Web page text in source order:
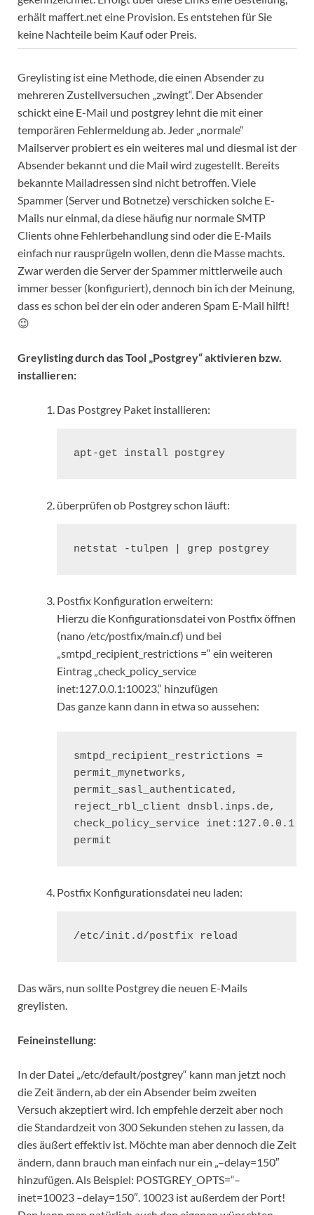
erhält maffert.net eine Provision. Es entstehen für Sie
keine Nachteile beim Kauf oder Preis.
Greylisting ist eine Methode, die einen Absender zu
mehreren Zustellversuchen „zwingt“. Der Absender
schickt eine E-Mail und postgrey lehnt die mit einer
temporären Fehlermeldung ab. Jeder „normale“
Mailserver probiert es ein weiteres mal und diesmal ist der
Absender bekannt und die Mail wird zugestellt. Bereits
bekannte Mailadressen sind nicht betroffen. Viele
Spammer (Server und Botnetze) verschicken solche E-
Mails nur einmal, da diese häufig nur normale SMTP
Clients ohne Fehlerbehandlung sind oder die E-Mails
einfach nur rausprügeln wollen, denn die Masse machts.
Zwar werden die Server der Spammer mittlerweile auch
immer besser (konfiguriert), dennoch bin ich der Meinung,
dass es schon bei der ein oder anderen Spam E-Mail hilft!
😉
Greylisting durch das Tool „Postgrey“ aktivieren bzw.
installieren:
Das Postgrey Paket installieren:
apt-get install postgrey
überprüfen ob Postgrey schon läuft:
netstat -tulpen | grep postgrey
Postfix Konfiguration erweitern:
Hierzu die Konfigurationsdatei von Postfix öffnen
(nano /etc/postfix/main.cf) und bei
„smtpd_recipient_restrictions =“ ein weiteren
Eintrag „check_policy_service
inet:127.0.0.1:10023,“ hinzufügen
Das ganze kann dann in etwa so aussehen:
smtpd_recipient_restrictions =
permit_mynetworks,
permit_sasl_authenticated,
reject_rbl_client dnsbl.inps.de,
check_policy_service
permit
Postfix Konfigurationsdatei neu laden:
/etc/init.d/postfix reload
Das wärs, nun sollte Postgrey die neuen E-Mails
greylisten.
Feineinstellung:
In der Datei „/etc/default/postgrey“ kann man jetzt noch
die Zeit ändern, ab der ein Absender beim zweiten
Versuch akzeptiert wird. Ich empfehle derzeit aber noch
die Standardzeit von 300 Sekunden stehen zu lassen, da
dies äußert effektiv ist. Möchte man aber dennoch die Zeit
ändern, dann brauch man einfach nur ein „–delay=150″
hinzufügen. Als Beispiel: POSTGREY_OPTS=“–
inet=10023 –delay=150″. 10023 ist außerdem der Port!